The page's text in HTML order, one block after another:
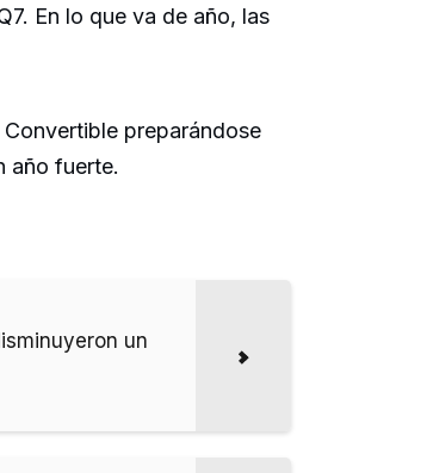
En lo que va de año, las
preparándose
año fuerte.
un